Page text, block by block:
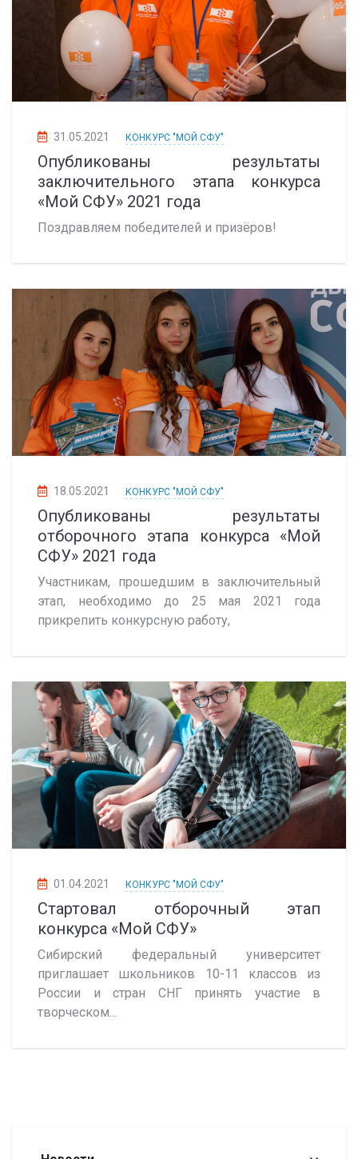
31.05.2021 КОНКУРС "МОЙ СФУ"
Опубликованы результаты
заключительного этапа конкурса
«Мой СФУ» 2021 года
Поздравляем победителей и призёров!
18.05.2021 КОНКУРС "МОЙ СФУ"
Опубликованы результаты
отборочного этапа конкурса «Мой
СФУ» 2021 года
Участникам, прошедшим в заключительный
этап, необходимо до 25 мая 2021 года
прикрепить конкурсную работу,
01.04.2021 КОНКУРС "МОЙ СФУ"
Стартовал отборочный этап
конкурса «Мой СФУ»
Сибирский федеральный университет
приглашает школьников 10-11 классов из
России и стран СНГ принять участие в
творческом...